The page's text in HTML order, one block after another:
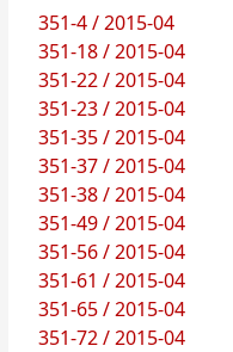
351-4 / 2015-04
351-18 / 2015-04
351-22 / 2015-04
351-23 / 2015-04
351-35 / 2015-04
351-37 / 2015-04
351-38 / 2015-04
351-49 / 2015-04
351-56 / 2015-04
351-61 / 2015-04
351-65 / 2015-04
351-72 / 2015-04